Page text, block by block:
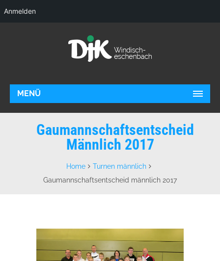
MENÜ
Gaumannschaftsentscheid
Männlich 2017
Home
Turnen männlich
Gaumannschaftsentscheid männlich 2017
Anmelden